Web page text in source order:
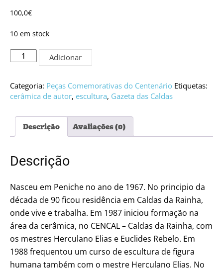
100,0€
10 em stock
Quantidade
de
de
Victor
Adicionar
Categoria: Peças Comemorativas do Centenário Etiquetas:
cerâmica de autor, escultura, Gazeta das Caldas
Descrição Avaliações (0)
Descrição
Nasceu em Peniche no ano de 1967. No principio da
década de 90 ficou residência em Caldas da Rainha,
onde vive e trabalha. Em 1987 iniciou formação na
área da cerâmica, no CENCAL – Caldas da Rainha, com
os mestres Herculano Elias e Euclides Rebelo. Em
1988 frequentou um curso de escultura de figura
humana também com o mestre Herculano Elias. No